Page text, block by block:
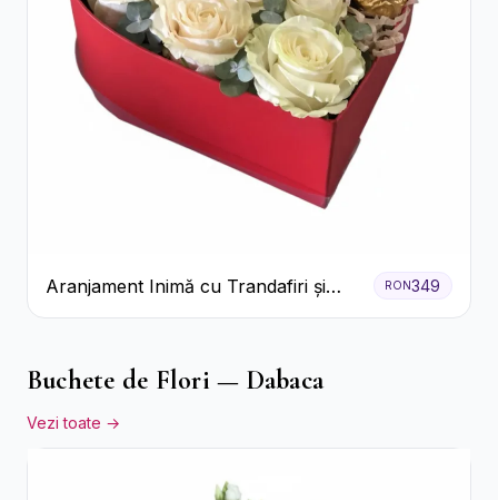
Aranjament Inimă cu Trandafiri și
Praline Ferrero
RON349
Buchete de Flori — Dabaca
Vezi toate →